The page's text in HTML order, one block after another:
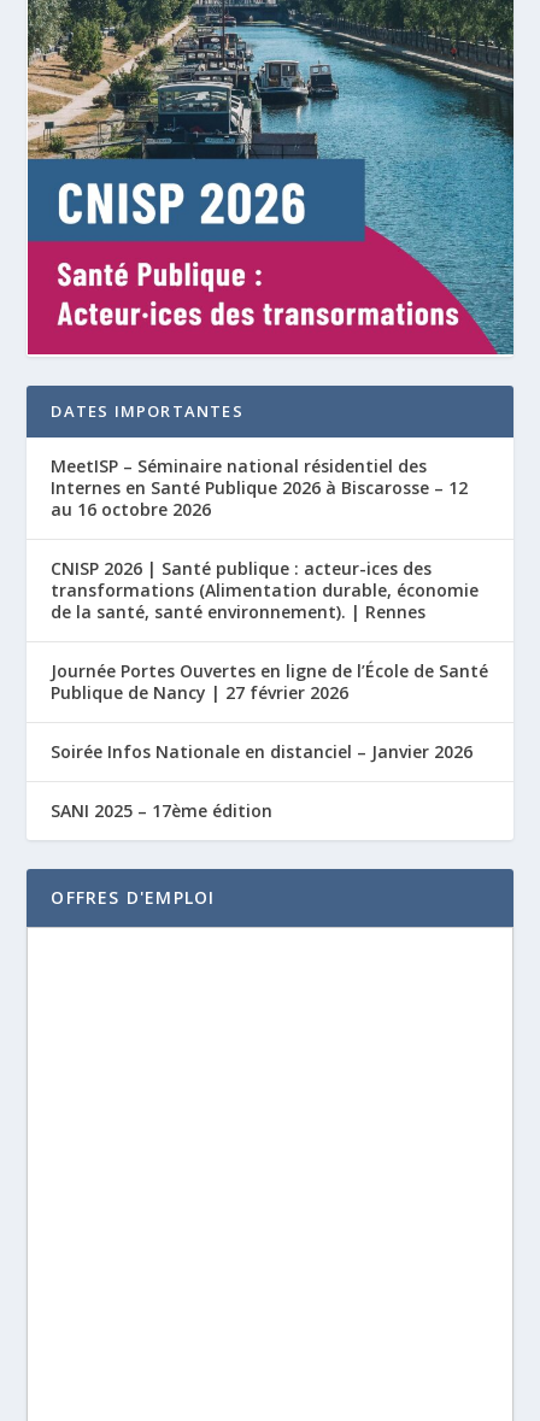
DATES IMPORTANTES
MeetISP – Séminaire national résidentiel des
Internes en Santé Publique 2026 à Biscarosse – 12
au 16 octobre 2026
CNISP 2026 | Santé publique : acteur-ices des
transformations (Alimentation durable, économie
de la santé, santé environnement). | Rennes
Journée Portes Ouvertes en ligne de l’École de Santé
Publique de Nancy | 27 février 2026
Soirée Infos Nationale en distanciel – Janvier 2026
SANI 2025 – 17ème édition
OFFRES D'EMPLOI